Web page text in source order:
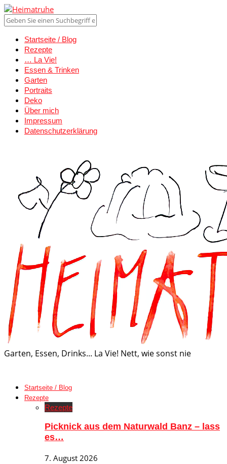
Startseite / Blog
Rezepte
… La Vie!
Essen & Trinken
Garten
Portraits
Deko
Über mich
Impressum
Datenschutzerklärung
Garten, Essen, Drinks... La Vie! Nett, wie sonst nie
Startseite / Blog
Rezepte
Rezepte
Picknick aus dem Naturwald Banz – lass
es…
7. August 2026